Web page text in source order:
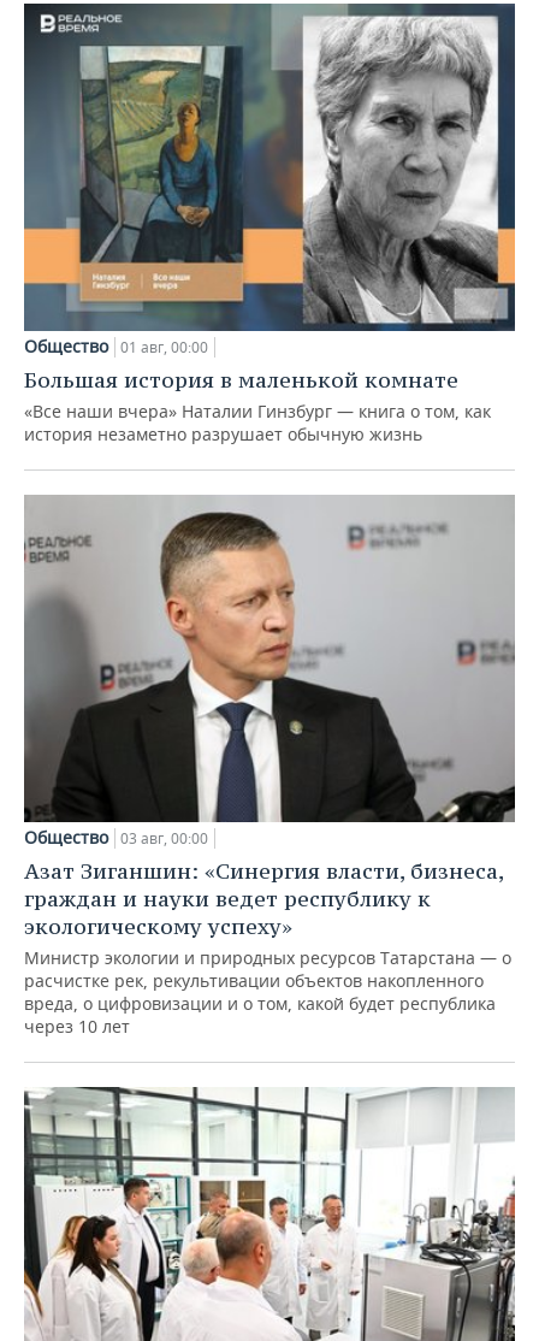
Общество 01 авг, 00:00
Большая история в маленькой комнате
«Все наши вчера» Наталии Гинзбург — книга о том, как
история незаметно разрушает обычную жизнь
Общество 03 авг, 00:00
Азат Зиганшин: «Синергия власти, бизнеса,
граждан и науки ведет республику к
экологическому успеху»
Министр экологии и природных ресурсов Татарстана — о
расчистке рек, рекультивации объектов накопленного
вреда, о цифровизации и о том, какой будет республика
через 10 лет